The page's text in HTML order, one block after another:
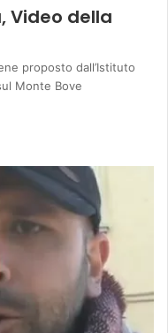
Video della
proposto dall’Istituto
Monte Bove